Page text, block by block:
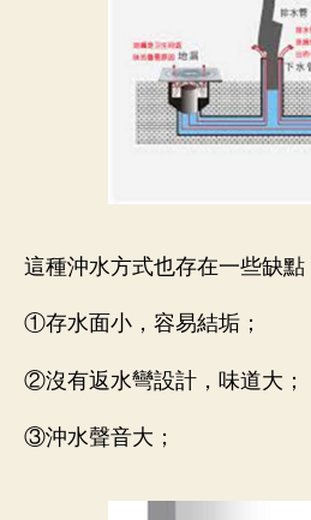
這種沖水方式也存在一些缺點
①存水面小，容易結垢；
②沒有返水彎設計，味道大；
③沖水聲音大；